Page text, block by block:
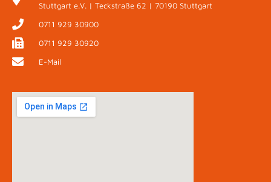
Stuttgart e.V. | Teckstraße 62 | 70190 Stuttgart
0711 929 30900
0711 929 30920
E-Mail